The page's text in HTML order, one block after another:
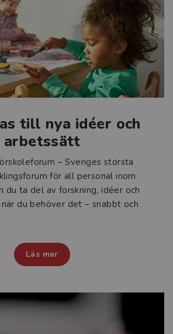
till nya idéer och
arbetssätt
– Sveriges största
för all personal inom
du ta del av forskning, idéer och
du behöver det – snabbt och
Läs mer